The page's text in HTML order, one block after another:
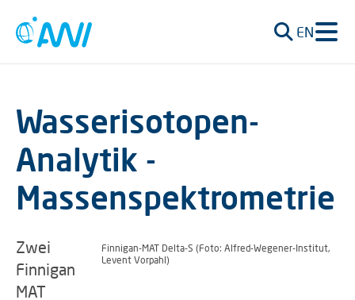
EN
Wasserisotopen-
Analytik -
Massenspektrometrie
Finnigan-MAT Delta-S (Foto: Alfred-Wegener-Institut,
Levent Vorpahl)
Zwei
Finnigan
MAT